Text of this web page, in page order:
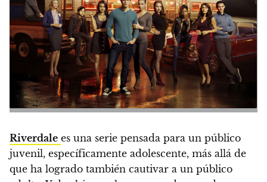
Riverdale es una serie pensada para un público
juvenil, específicamente adolescente, más allá de
que ha logrado también cautivar a un público